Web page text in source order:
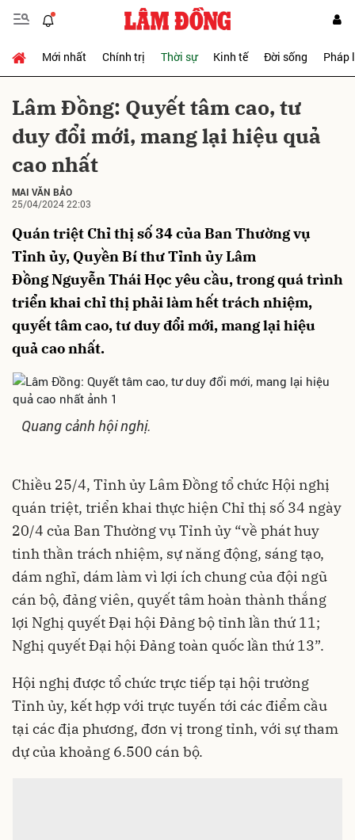
Mới nhất Chính trị Thời sự Kinh tế Đời sống Pháp
Lâm Đồng: Quyết tâm cao, tư
duy đổi mới, mang lại hiệu quả
cao nhất
MAI VĂN BẢO
25/04/2024 22:03
Quán triệt Chỉ thị số 34 của Ban Thường vụ
Tỉnh ủy, Quyền Bí thư Tỉnh ủy Lâm
Đồng Nguyễn Thái Học yêu cầu, trong quá trình
triển khai chỉ thị phải làm hết trách nhiệm,
quyết tâm cao, tư duy đổi mới, mang lại hiệu
quả cao nhất.
Quang cảnh hội nghị.
Chiều 25/4, Tỉnh ủy Lâm Đồng tổ chức Hội nghị
quán triệt, triển khai thực hiện Chỉ thị số 34 ngày
20/4 của Ban Thường vụ Tỉnh ủy “về phát huy
tinh thần trách nhiệm, sự năng động, sáng tạo,
dám nghĩ, dám làm vì lợi ích chung của đội ngũ
cán bộ, đảng viên, quyết tâm hoàn thành thắng
lợi Nghị quyết Đại hội Đảng bộ tỉnh lần thứ 11;
Nghị quyết Đại hội Đảng toàn quốc lần thứ 13”.
Hội nghị được tổ chức trực tiếp tại hội trường
Tỉnh ủy, kết hợp với trực tuyến tới các điểm cầu
tại các địa phương, đơn vị trong tỉnh, với sự tham
dự của khoảng 6.500 cán bộ.
Gửi bình luận
Hủy Gửi